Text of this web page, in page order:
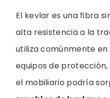
El kevlar es una fibra
alta resistencia a la
utiliza comúnmente
equipos de
el mobiliario podría